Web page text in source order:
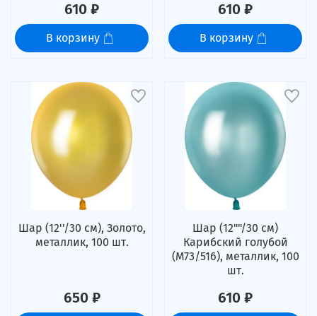
610 ₽
В корзину
610 ₽
В корзину
Шар (12''/30 см), Золото,
металлик, 100 шт.
650 ₽
Шар (12""/30 см)
Карибский голубой
(M73/516), металлик, 100
шт.
610 ₽